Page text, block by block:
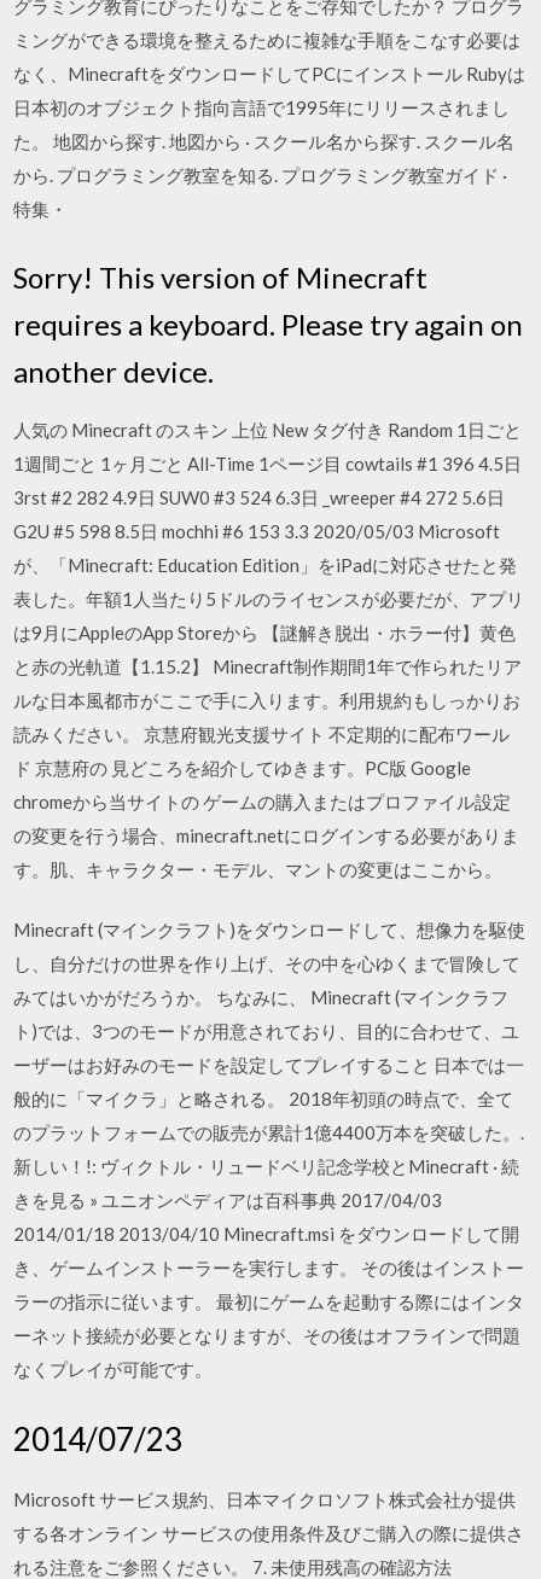
グラミング教育にぴったりなことをご存知でしたか？ プログラ
ミングができる環境を整えるために複雑な手順をこなす必要は
なく、MinecraftをダウンロードしてPCにインストール Rubyは
日本初のオブジェクト指向言語で1995年にリリースされまし
た。 地図から探す. 地図から · スクール名から探す. スクール名
から. プログラミング教室を知る. プログラミング教室ガイド ·
特集・
Sorry! This version of Minecraft
requires a keyboard. Please try again on
another device.
人気の Minecraft のスキン 上位 New タグ付き Random 1日ごと
1週間ごと 1ヶ月ごと All-Time 1ページ目 cowtails #1 396 4.5日
3rst #2 282 4.9日 SUW0 #3 524 6.3日 _wreeper #4 272 5.6日
G2U #5 598 8.5日 mochhi #6 153 3.3 2020/05/03 Microsoft
が、「Minecraft: Education Edition」をiPadに対応させたと発
表した。年額1人当たり5ドルのライセンスが必要だが、アプリ
は9月にAppleのApp Storeから 【謎解き脱出・ホラー付】黄色
と赤の光軌道【1.15.2】 Minecraft制作期間1年で作られたリア
ルな日本風都市がここで手に入ります。利用規約もしっかりお
読みください。 京慧府観光支援サイト 不定期的に配布ワール
ド 京慧府の 見どころを紹介してゆきます。PC版 Google
chromeから当サイトの ゲームの購入またはプロファイル設定
の変更を行う場合、minecraft.netにログインする必要がありま
す。肌、キャラクター・モデル、マントの変更はここから。
Minecraft (マインクラフト)をダウンロードして、想像力を駆使
し、自分だけの世界を作り上げ、その中を心ゆくまで冒険して
みてはいかがだろうか。 ちなみに、 Minecraft (マインクラフ
ト)では、3つのモードが用意されており、目的に合わせて、ユ
ーザーはお好みのモードを設定してプレイすること 日本では一
般的に「マイクラ」と略される。 2018年初頭の時点で、全て
のプラットフォームでの販売が累計1億4400万本を突破した。.
新しい！!: ヴィクトル・リュードベリ記念学校とMinecraft · 続
きを見る » ユニオンペディアは百科事典 2017/04/03
2014/01/18 2013/04/10 Minecraft.msi をダウンロードして開
き、ゲームインストーラーを実行します。 その後はインストー
ラーの指示に従います。 最初にゲームを起動する際にはインタ
ーネット接続が必要となりますが、その後はオフラインで問題
なくプレイが可能です。
2014/07/23
Microsoft サービス規約、日本マイクロソフト株式会社が提供
する各オンライン サービスの使用条件及びご購入の際に提供さ
れる注意をご参照ください。 7. 未使用残高の確認方法